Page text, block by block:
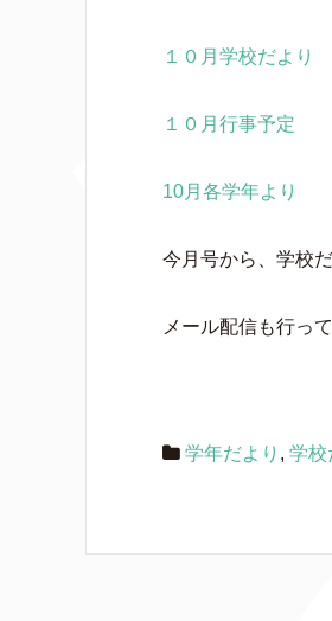
１０月学校だより
１０月行事予定
10月各学年より
今月号から、学校
メール配信も行っ
学年だより , 学校